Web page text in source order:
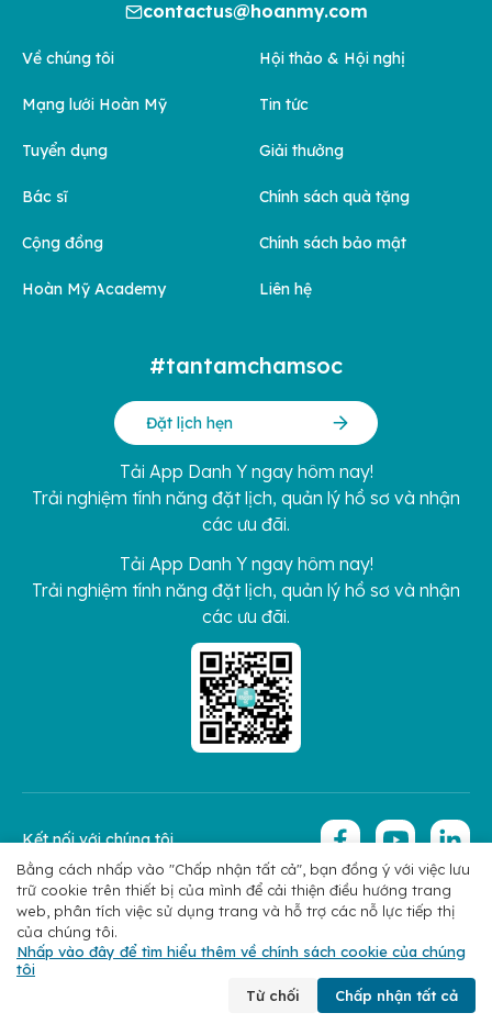
Đặt lịch hẹn
contactus@hoanmy.com
Về chúng tôi
Mạng lưới Hoàn Mỹ
Tuyển dụng
Bác sĩ
Cộng đồng
Hoàn Mỹ Academy
Hội thảo & Hội nghị
Tin tức
Giải thưởng
Chính sách quà tặng
Chính sách bảo mật
Liên hệ
#tantamchamsoc
Đặt lịch hẹn
Tải App Danh Y ngay hôm nay!
Trải nghiệm tính năng đặt lịch, quản lý hồ sơ và nhận
các ưu đãi.
Tải App Danh Y ngay hôm nay!
Trải nghiệm tính năng đặt lịch, quản lý hồ sơ và nhận
các ưu đãi.
Chính sách bảo mật Copyright 2026 © Hoan My Corporation
Kết nối với chúng tôi
Bằng cách nhấp vào "Chấp nhận tất cả", bạn đồng ý với việc lưu
trữ cookie trên thiết bị của mình để cải thiện điều hướng trang
web, phân tích việc sử dụng trang và hỗ trợ các nỗ lực tiếp thị
của chúng tôi.
Nhấp vào đây để tìm hiểu thêm về chính sách cookie của chúng
tôi
Từ chối
Chấp nhận tất cả